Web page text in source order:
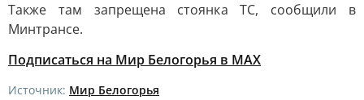
Также там запрещена стоянка ТС, сообщили в
Минтрансе.
Подписаться на Мир Белогорья в MAX
Источник: Мир Белогорья